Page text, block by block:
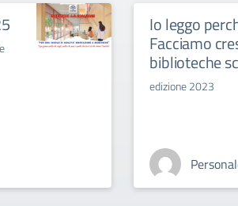
Io leggo
Facciamo
biblioteche
edizione 2023